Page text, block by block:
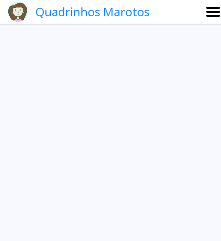
Quadrinhos Marotos